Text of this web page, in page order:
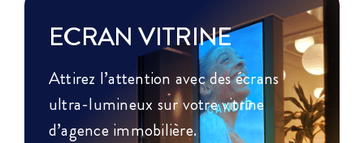
ECRAN VITRINE
Attirez l’attention avec des écrans
ultra-lumineux sur votre vitrine
d’agence immobilière.